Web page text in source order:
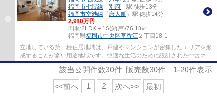
福岡市七隈線 「 別府 」駅 徒歩13分
福岡市空港線 「 唐人町 」駅 徒歩14分
2,980万円
間取:2LDK＋1S(納戸)/76.18㎡
福岡県福岡市中央区草香江 ２丁目18-1
立地している第一種住居地域は、戸建やマンションが密集したエリアを形
成することが多い用途地域です。快適な生活のために設計された中古マン
ションです。駅徒歩10分の物件です。六本...
該当公開件数30件 販売数30件 1-20件表示
<<前へ 1 2 次へ>> 最初